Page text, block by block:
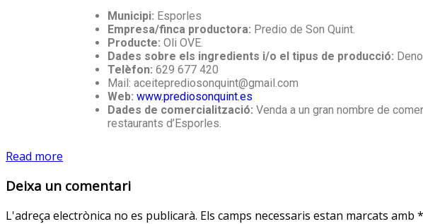
Municipi: Esporles
Empresa/finca productora: Predio de Son Quint.
Producte: Oli OVE.
Dades sobre els ingredients i/o el tipus de producció:
Telèfon: 629 677 420
Mail: aceiteprediosonquint@gmail.com
Web: www.prediosonquint.es
Dades de comercialització: Venda a un gran nombre de
restaurants d’Esporles.
Read more
Deixa un comentari
L'adreça electrònica no es publicarà. Els camps necessaris estan marcats amb *